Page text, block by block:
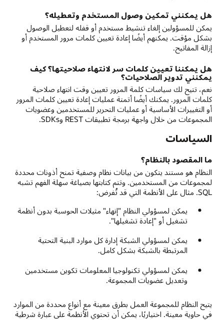
هل يمكنني تمكين وصول المستخدم وتعطيله؟
يمكن للمسؤولين إلغاء تنشيط مستخدم أو قفله لتعطيل الوصول
بشكل مؤقت. يمكنهم أيضًا إعادة تعيين كلمات مرور المستخدم أو
إزالة المفاتيح.
هل يمكننا تعيين كلمات سر لانتهاء صلاحيتها؟ كيف
يمكنني تدوير الصلاحيات؟
نعم، تتيح لك سياسات كلمة المرور تعيين وقت انتهاء صلاحية
كلمات المرور. يمكنك أيضًا أتمتة عمليات إعادة تعيين كلمات المرور
أو التغييرات الأساسية أو عمليات التحرير للمستخدمين وعضويات
المجموعات من خلال واجهة برمجة تطبيقات REST وSDKs.
السياسات
ما المقصود بالنظام؟
النظام هو مستند يتكون من بيانات نظام وصفية تمنح أذونات محددة
لمجموعات من المستخدمين. وتتم كتابتها بصياغة سهلة الفهم تشبه
SQL. مثال على الأنظمة التي قد تُفرض:
يمكن لمسؤولي النظام "إنهاء" مثيلات الحوسبة بدون أنظمة
تشغيل أو "إعادة تشغيلها".
يمكن لمسؤولي الشبكة إدارة كل موارد البنية التحتية
المرتبطة بالشبكة بشكل كامل.
يمكن لمسؤولي تكنولوجيا المعلومات تكوين مستخدمين
وتعديل عضويات المجموعة.
يتيح النظام للمجموعة العمل بطرق معينة مع أنواع محددة من الموارد
في حاوية معينة. اختياريًا، يمكن أن تحتوي الأنظمة على عبارة شرطية